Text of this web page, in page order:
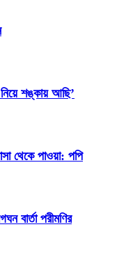
নিয়ে শঙ্কায় আছি’
থেকে পাওয়া: পপি
বার্তা পরীমণির